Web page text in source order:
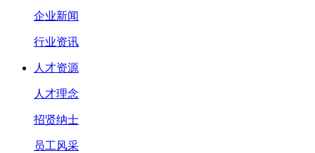
企业新闻
行业资讯
人才资源
人才理念
招贤纳士
员工风采